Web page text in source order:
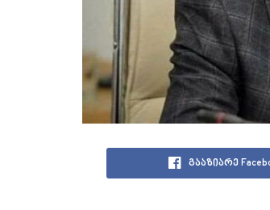
გააზიარე